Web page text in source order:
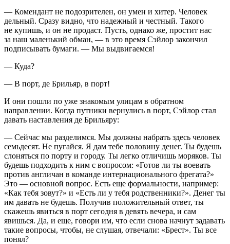
— Комендант не подозрителен, он умен и хитер. Человек
дельный. Сразу видно, что надежный и честный. Такого
не купишь, и он не продаст. Пусть, однако же, простит нас
за наш маленький обман, — в это время Сэйлор закончил
подписывать бумаги. — Мы выдвигаемся!
— Куда?
— В порт, де Брильяр, в порт!
И они пошли по уже знакомым улицам в обратном
направлении. Когда путники вернулись в порт, Сэйлор стал
давать наставления де Брильяру:
— Сейчас мы разделимся. Мы должны набрать здесь человек
семьдесят. Не пугайся. Я дам тебе половину денег. Ты будешь
слоняться по порту и городу. Ты легко отличишь моряков. Ты
будешь подходить к ним с вопросом: «Готов ли ты воевать
против англичан в команде интернационального фрегата?»
Это — основной вопрос. Есть еще формальности, например:
«Как тебя зовут?» и «Есть ли у тебя родственники?». Денег ты
им давать не будешь. Получив положительный ответ, ты
скажешь явиться в порт сегодня в девять вечера, и сам
явишься. Да, и еще, говори им, что если снова начнут задавать
такие вопросы, чтобы, не слушая, отвечали: «Брест». Ты все
понял?